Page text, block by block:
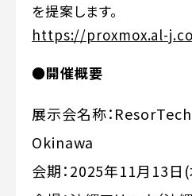
を提案します。
https://proxmox.al-
●開催概要
展示会名称：
Okinawa
会期：2025年11月13日